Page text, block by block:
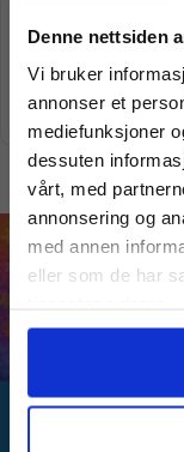
Denne nettsiden
Vi bruker
annonser et
mediefunksjoner
dessuten
vårt, med
annonsering og
med annen
eller som de har
brikker
kr299,00 kr490,00
Legg i
Meld deg
gode